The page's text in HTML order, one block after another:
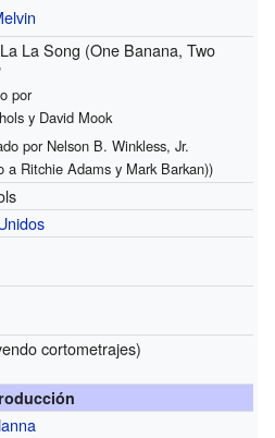
La Song (One Banana, Two
por
y David Mook
por Nelson B. Winkless, Jr.
a Ritchie Adams y Mark Barkan))
cortometrajes)